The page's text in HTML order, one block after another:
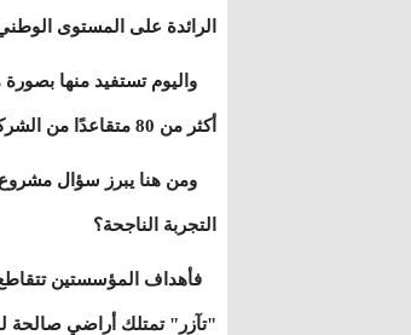
الرائدة على المستوى
أكثر من 80 متقاعدًا من الشركة، فضلاً عن آثارها الاقتصادية والاجتماعية غير المباشرة على سكان هذه المدن.
ومن هنا يبرز سؤال مشروع:
التجربة الناجحة؟
فأهداف المؤسستين تتقاطع
"تآزر" تمتلك أراضي صالحة